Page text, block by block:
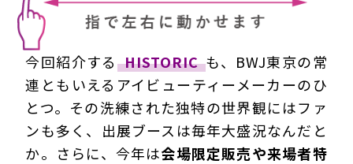
今回紹介する HISTORIC も、BWJ東京の常
連ともいえるアイビューティーメーカーのひ
とつ。その洗練された独特の世界観にはファ
ンも多く、出展ブースは毎年大盛況なんだと
か。さらに、今年は会場限定販売や来場者特